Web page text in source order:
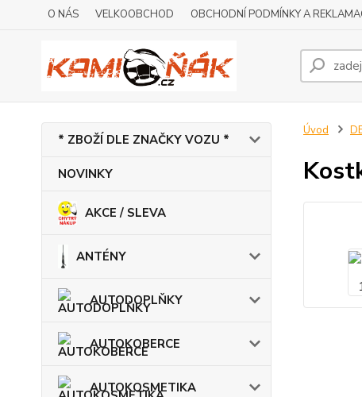
O NÁS VELKOOBCHOD OBCHODNÍ PODMÍNKY A
* ZBOŽÍ DLE ZNAČKY VOZU *
NOVINKY
AKCE / SLEVA
ANTÉNY
AUTODOPLŇKY
AUTOKOBERCE
AUTOKOSMETIKA
Úvod